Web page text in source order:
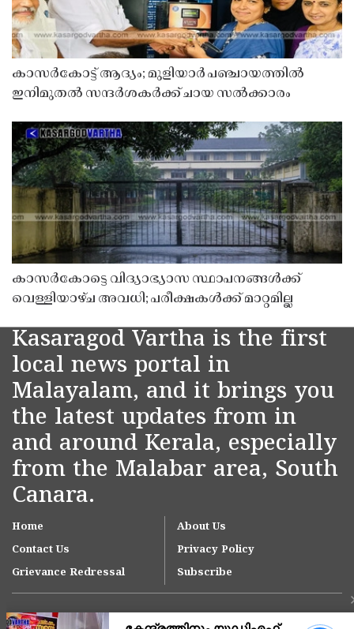
കാസർകോട്ട് ആദ്യം; മുളിയാർ പഞ്ചായത്തിൽ
ഇനിമുതൽ സന്ദർശകർക്ക് ചായ സൽക്കാരം
കാസർകോട്ടെ വിദ്യാഭ്യാസ സ്ഥാപനങ്ങൾക്ക്
വെള്ളിയാഴ്ച അവധി; പരീക്ഷകൾക്ക് മാറ്റമില്ല
Kasaragod Vartha is the first
local news portal in
Malayalam, and it brings you
the latest updates from in
and around Kerala, especially
from the Malabar area, South
Canara.
Home
About Us
Contact Us
Privacy Policy
Grievance Redressal
Subscribe